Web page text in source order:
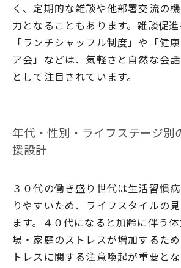
く、定期的な雑談や他部署交流の
力となることもあります。雑談促
「ランチシャッフル制度」や「健
ア会」などは、気軽さと自然な会
として注目されています。
年代・性別・ライフステージ別
援設計
３０代の働き盛り世代は生活習慣
りやすいため、ライフスタイルの
ます。４０代になると加齢に伴う
場・家庭のストレスが増加するた
トレスに関する注意喚起が重要とな